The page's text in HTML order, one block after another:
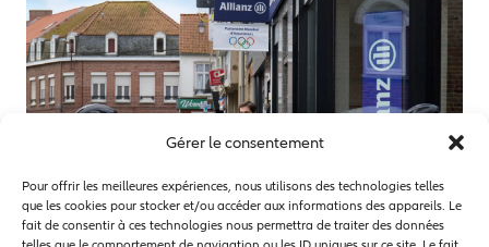
Gérer le consentement
Pour offrir les meilleures expériences, nous utilisons des technologies telles
que les cookies pour stocker et/ou accéder aux informations des appareils. Le
fait de consentir à ces technologies nous permettra de traiter des données